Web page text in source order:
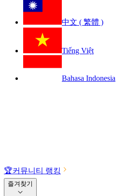
中文 ( 繁體 )
Tiếng Việt
Bahasa Indonesia
🏆커뮤니티 랭킹
즐겨찾기